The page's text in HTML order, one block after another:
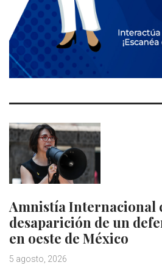
Amnistía Internacional
desaparición de un
en oeste de México
5 agosto, 2026